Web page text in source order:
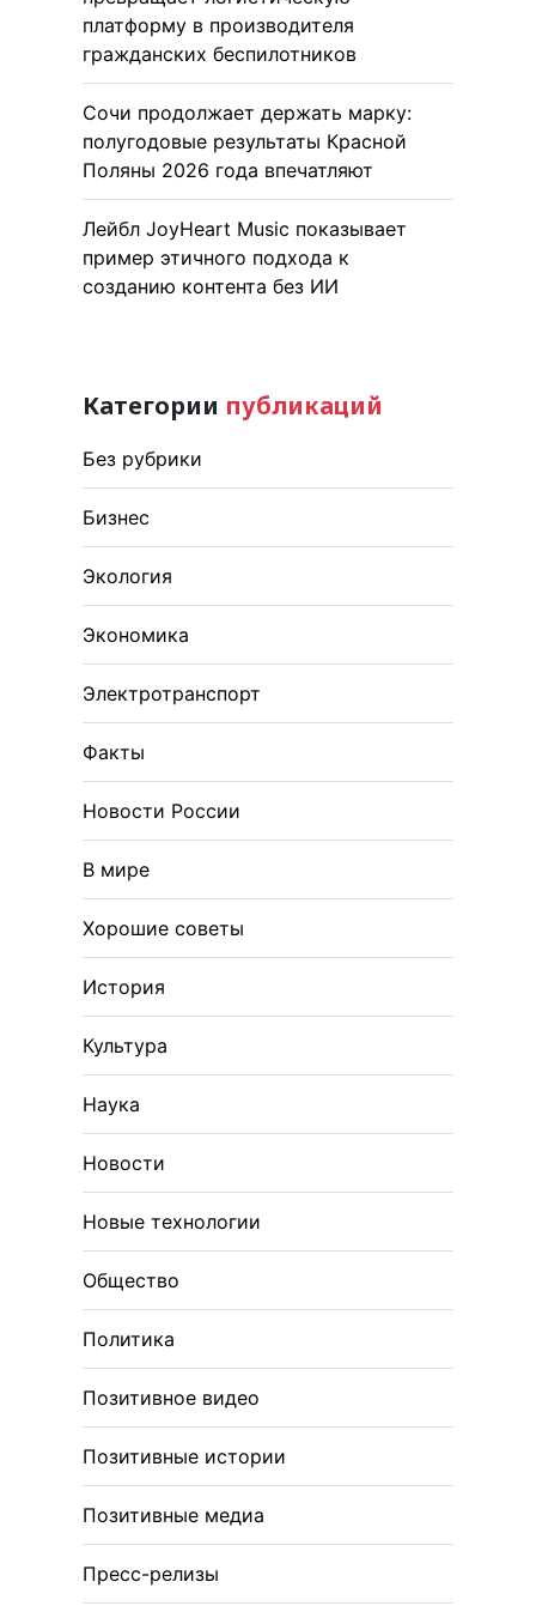
платформу в производителя
гражданских беспилотников
Сочи продолжает держать марку:
полугодовые результаты Красной
Поляны 2026 года впечатляют
Лейбл JoyHeart Music показывает
пример этичного подхода к
созданию контента без ИИ
Категории публикаций
Без рубрики
Бизнес
Экология
Экономика
Электротранспорт
Факты
Новости России
В мире
Хорошие советы
История
Культура
Наука
Новости
Новые технологии
Общество
Политика
Позитивное видео
Позитивные истории
Позитивные медиа
Пресс-релизы